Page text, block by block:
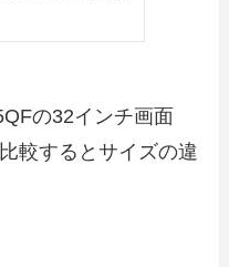
の32インチ画面
較するとサイズの違